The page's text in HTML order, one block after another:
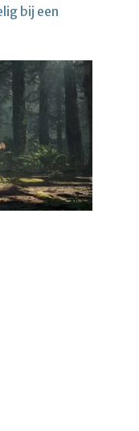
bij een